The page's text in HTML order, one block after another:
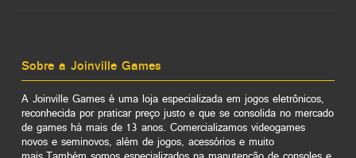
Sobre a Joinville Games
A Joinville Games é uma loja especializada em jogos eletrônicos,
reconhecida por praticar preço justo e que se consolida no mercado
de games há mais de 13 anos. Comercializamos videogames
novos e seminovos, além de jogos, acessórios e muito